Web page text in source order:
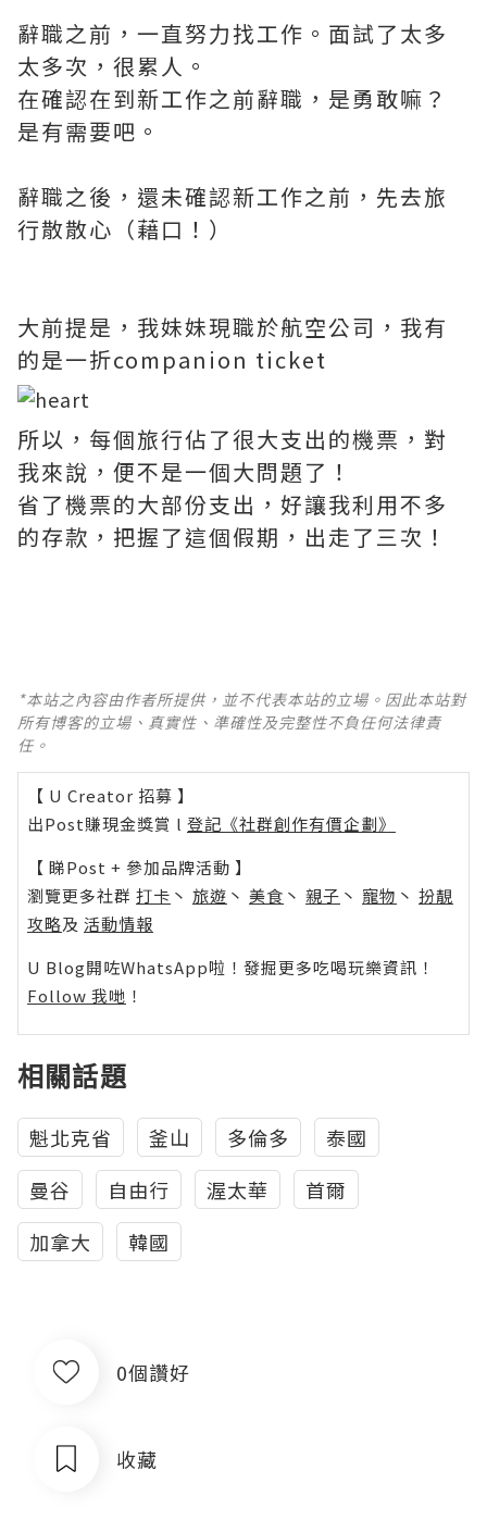
辭職之前，一直努力找工作。面試了太多
太多次，很累人。
在確認在到新工作之前辭職，是勇敢嘛？
是有需要吧。
辭職之後，還未確認新工作之前，先去旅
行散散心（藉口！）
大前提是，我妹妹現職於航空公司，我有
的是一折companion ticket
所以，每個旅行佔了很大支出的機票，對
我來說，便不是一個大問題了！
省了機票的大部份支出，好讓我利用不多
的存款，把握了這個假期，出走了三次！
*本站之內容由作者所提供，並不代表本站的立場。因此本站對
所有博客的立場、真實性、準確性及完整性不負任何法律責
任。
【 U Creator 招募 】
出Post賺現金獎賞 l 登記《社群創作有價企劃》
【 睇Post + 參加品牌活動 】
瀏覽更多社群 打卡 丶 旅遊 丶 美食 丶 親子 丶 寵物 丶 扮靚
攻略及 活動情報
U Blog開咗WhatsApp啦！發掘更多吃喝玩樂資訊！
Follow 我哋 ！
相關話題
魁北克省 釜山 多倫多
泰國
曼谷
自由行 渥太華
首爾
加拿大
韓國
0個讚好
收藏